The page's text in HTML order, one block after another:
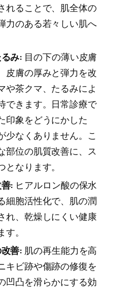
れることで、肌全体の
力のある若々しい肌へ
み: 目の下の薄い皮膚
皮膚の厚みと弾力を改
や茶クマ、たるみによ
できます。日常診療で
印象をどうにかした
少なくありません。こ
部位の肌質改善に、ス
なります。
: ヒアルロン酸の保水
細胞活性化で、肌の潤
れ、乾燥しにくい健康
。
善: 肌の再生能力を高
キビ跡や傷跡の修復を
凹凸を滑らかにする効